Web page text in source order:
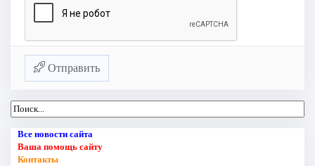
Отправить
Все новости сайта
Ваша помощь сайту
Контакты